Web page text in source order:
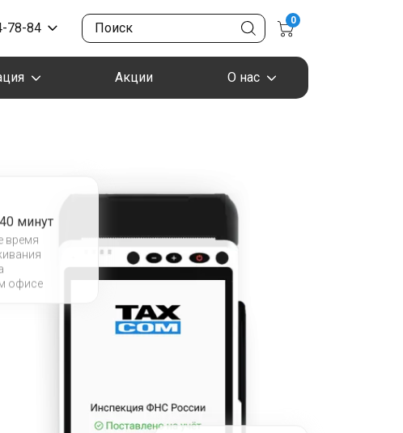
78-84
0
Акции О нас
минут
время
офисе